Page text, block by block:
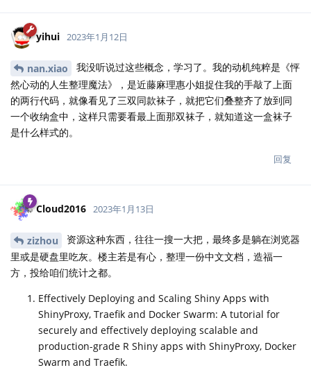
yihui 2023年1月12日
nan.xiao
我没听说过这些概念，学习了。我的动机纯粹是《怦
然心动的人生整理魔法》，是近藤麻理惠小姐捉住我的手敲了上面
的两行代码，就像看见了三双同款袜子，就把它们叠整齐了放到同
一个收纳盒中，这样只需要看最上面那双袜子，就知道这一盒袜子
是什么样式的。
回复
Cloud2016 2023年1月13日
zizhou
资源这种东西，往往一搜一大把，最终多是躺在浏览器
里或是硬盘里吃灰。楼主若是有心，整理一份中文文档，造福一
方，投给咱们统计之都。
Effectively Deploying and Scaling Shiny Apps with
ShinyProxy, Traefik and Docker Swarm: A tutorial for
securely and effectively deploying scalable and
production-grade R Shiny apps with ShinyProxy, Docker
Swarm and Traefik.